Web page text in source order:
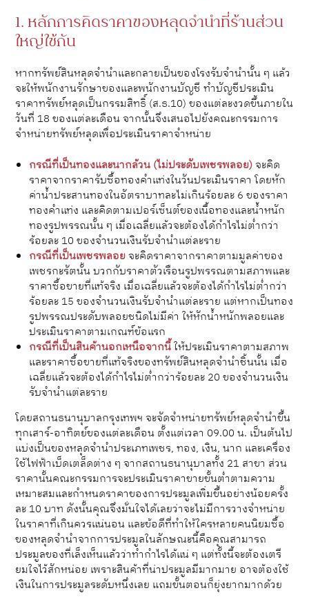
1. หลักการคิดราคาของหลุดจำนำที่ร้านส่วน
ใหญ่ใช้กัน
หากทรัพย์สินหลุดจำนำและกลายเป็นของโรงรับจำนำนั้น ๆ แล้ว
จะให้พนักงานรักษาของและพนักงานบัญชี ทำบัญชีประเมิน
ราคาทรัพย์หลุดเป็นกรรมสิทธิ์ (ส.ธ.10) ของแต่ละงวดขึ้นภายใน
วันที่ 18 ของแต่ละเดือน จากนั้นจึงเสนอไปยังคณะกรรมการ
จำหน่ายทรัพย์หลุดเพื่อประเมินราคาจำหน่าย
กรณีที่เป็นทองและนากล้วน (ไม่ประดับเพชรพลอย)จะคิด
ราคาจากราคารับซื้อทองคำแท่งในวันประเมินราคา โดยหัก
ค่าน้ำประสานทองในอัตราบาทละไม่เกินร้อยละ 6 ของราคา
ทองคำแท่ง และคิดตามเปอร์เซ็นต์ของเนื้อทองและน้ำหนัก
ทองรูปพรรณนั้น ๆ เมื่อเฉลี่ยแล้วจะต้องได้กำไรไม่ต่ำกว่า
ร้อยละ 10 ของจำนวนเงินรับจำนำแต่ละราย
กรณีที่เป็นเพชรพลอยจะคิดราคาจากราคาตามมูลค่าของ
เพชรกะรัตนั้น บวกกับราคาตัวเรือนรูปพรรณตามสภาพและ
ราคาซื้อขายที่แท้จริง เมื่อเฉลี่ยแล้วจะต้องได้กำไรไม่ต่ำกว่า
ร้อยละ 15 ของจำนวนเงินรับจำนำแต่ละราย แต่หากเป็นทอง
รูปพรรณประดับพลอยชนิดไม่มีค่า ให้หักน้ำหนักพลอยและ
ประเมินราคาตามเกณฑ์ข้อแรก
กรณีที่เป็นสินค้านอกเหนือจากนี้ให้ประเมินราคาตามสภาพ
และราคาซื้อขายที่แท้จริงของทรัพย์สินหลุดจำนำชิ้นนั้น เมื่อ
เฉลี่ยแล้วจะต้องได้กำไรไม่ต่ำกว่าร้อยละ 20 ของจำนวนเงิน
รับจำนำแต่ละราย
โดยสถานธนานุบาลกรุงเทพฯ จะจัดจำหน่ายทรัพย์หลุดจำนำขึ้น
ทุกเสาร์-อาทิตย์ของแต่ละเดือน ตั้งแต่เวลา 09.00 น. เป็นต้นไป
แบ่งเป็นของหลุดจำนำประเภทเพชร, ทอง, เงิน, นาก และเครื่อง
ใช้ไฟฟ้าเบ็ดเตล็ดต่าง ๆ จากสถานธนานุบาลทั้ง 21 สาขา ส่วน
ราคานั้นคณะกรรมการจะประเมินราคาขายขั้นต่ำตามความ
เหมาะสมและกำหนดราคาของการประมูลเพิ่มขึ้นอย่างน้อยครั้ง
ละ 10 บาท ดังนั้นคุณจึงมั่นใจได้เลยว่าจะไม่มีการวางจำหน่าย
ในราคาที่เกินควรแน่นอน และข้อดีที่ทำให้ใครหลายคนนิยมซื้อ
ของหลุดจำนำจากการประมูลในลักษณะนี้คือคุณสามารถ
ประมูลของที่เล็งเห็นแล้วว่าทำกำไรได้แน่ ๆ แต่ทั้งนี้จะต้องเตรี
ยมใจไว้สักหน่อย เพราะสินค้าที่น่าประมูลมีมากมาย อาจต้องใช้
เงินในการประมูลระดับหนึ่งเลย แถมขั้นตอนก็ยุ่งยากมากด้วย